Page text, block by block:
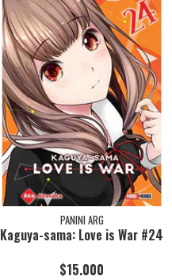
PANINI ARG
Kaguya-sama: Love is War #24
$15.000